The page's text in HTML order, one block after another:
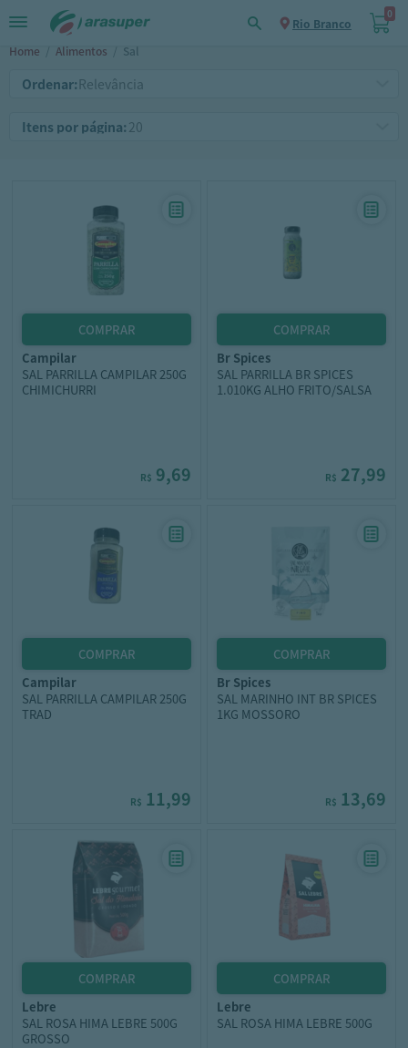
Rio Branco
0
Home / Alimentos / Sal
Ordenar:
Itens por página:
campilar
SAL PARRILLA CAMPILAR 250G
CHIMICHURRI
R$ 9,69
br spices
SAL PARRILLA BR SPICES
1.010KG ALHO FRITO/SALSA
R$ 27,99
campilar
SAL PARRILLA CAMPILAR 250G
TRAD
R$ 11,99
br spices
SAL MARINHO INT BR SPICES
1KG MOSSORO
R$ 13,69
lebre
SAL ROSA HIMA LEBRE 500G
GROSSO
lebre
SAL ROSA HIMA LEBRE 500G